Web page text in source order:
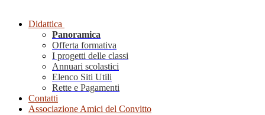
Didattica
Panoramica
Offerta formativa
I progetti delle classi
Annuari scolastici
Elenco Siti Utili
Rette e Pagamenti
Contatti
Associazione Amici del Convitto